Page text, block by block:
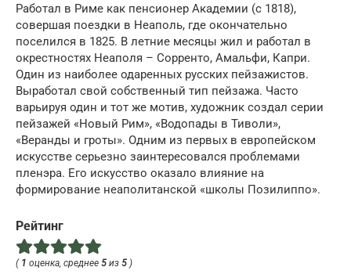
Работал в Риме как пенсионер Академии (с 1818),
совершая поездки в Неаполь, где окончательно
поселился в 1825. В летние месяцы жил и работал в
окрестностях Неаполя – Сорренто, Амальфи, Капри.
Один из наиболее одаренных русских пейзажистов.
Выработал свой собственный тип пейзажа. Часто
варьируя один и тот же мотив, художник создал серии
пейзажей «Новый Рим», «Водопады в Тиволи»,
«Веранды и гроты». Одним из первых в европейском
искусстве серьезно заинтересовался проблемами
пленэра. Его искусство оказало влияние на
формирование неаполитанской «школы Позилиппо».
Рейтинг
( 1 оценка, среднее 5 из 5 )